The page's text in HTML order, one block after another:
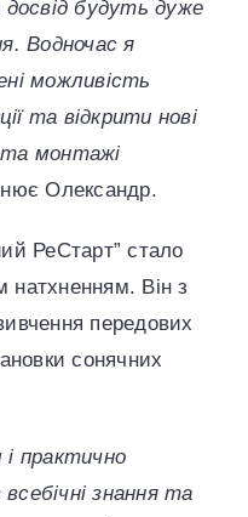
будуть дуже
Водночас я
можливість
та відкрити нові
та монтажі
Олександр.
РеСтарт” стало
натхненням. Він з
передових
сонячних
практично
знання та